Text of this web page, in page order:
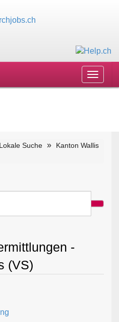
Toggle
Lokale Suche Kanton Wallis
-
(VS)